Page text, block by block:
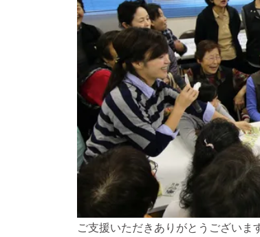
ご支援いただきありがとうござい